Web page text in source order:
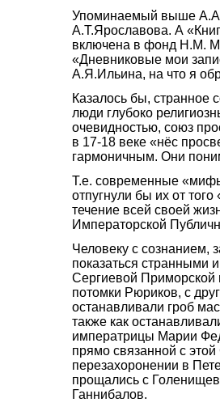
Упоминаемый выше А.А.
А.Т.Ярославова. А
включена в фонд Н.М.
«Дневниковые мои
А.Я.Ильина, на что я
Казалось бы, странное
люди глубоко
очевидностью, союз
в 17-18 веке «нёс
гармоничным. Они
Т.е. современные
отпугнули бы их от
течение всей своей
Императорской
Человеку с сознанием,
показаться странными
Сергиевой Приморской
потомки Рюриков, с
останавливали гроб
также как
императрицы Марии
прямо связанной с
перезахоронении в
прощались с
Ганнибалов.